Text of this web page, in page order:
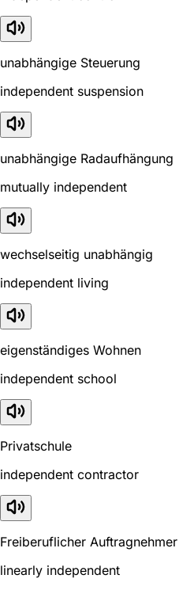
unabhängige Steuerung
independent suspension
unabhängige Radaufhängung
mutually independent
wechselseitig unabhängig
independent living
eigenständiges Wohnen
independent school
Privatschule
independent contractor
Freiberuflicher Auftragnehmer
linearly independent